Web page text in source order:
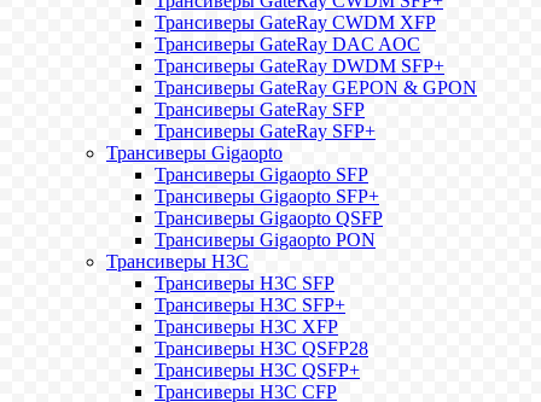
Трансиверы GateRay CWDM XFP
Трансиверы GateRay DAC AOC
Трансиверы GateRay DWDM SFP+
Трансиверы GateRay GEPON & GPON
Трансиверы GateRay SFP
Трансиверы GateRay SFP+
Трансиверы Gigaopto
Трансиверы Gigaopto SFP
Трансиверы Gigaopto SFP+
Трансиверы Gigaopto QSFP
Трансиверы Gigaopto PON
Трансиверы H3C
Трансиверы H3C SFP
Трансиверы H3C SFP+
Трансиверы H3C XFP
Трансиверы H3C QSFP28
Трансиверы H3C QSFP+
Трансиверы H3C CFP